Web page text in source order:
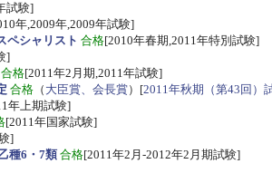
試験]
年,2009年,2009年試験]
ペシャリスト 合格[2010年春期,2011年特別試験]
]
合格[2011年2月期,2011年試験]
合格 （ 大臣賞、会長賞）[2011年秋期（第43回）
年上期試験]
[2011年国家試験]
]
種6・7類 合格[2011年2月-2012年2月期試験]